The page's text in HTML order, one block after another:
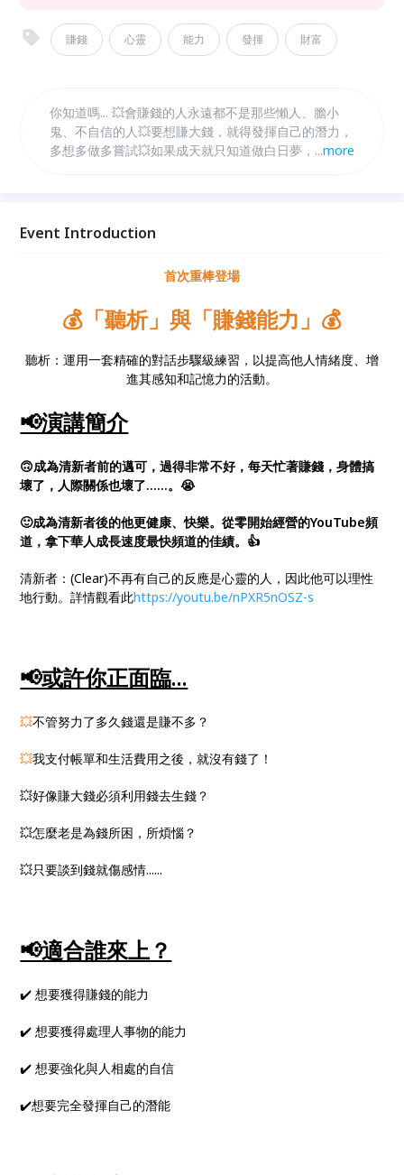
賺錢 心靈 能力 發揮 財富
你知道嗎... 💥會賺錢的人永遠都不是那些懶人、膽小
鬼、不自信的人💥要想賺大錢，就得發揮自己的潛力，
多想多做多嘗試💥如果成天就只知道做白日夢，錢永遠
...more
Event Introduction
首次重棒登場
💰「聽析」與「賺錢能力」💰
聽析：運用一套精確的對話步驟級練習，以提高他人情緒度、增
進其感知和記憶力的活動。
📢演講簡介
🙃成為清新者前的邁可，過得非常不好，每天忙著賺錢，身體搞
壞了，人際關係也壞了……。😭
🙂成為清新者後的他更健康、快樂。從零開始經營的YouTube頻
道，拿下華人成長速度最快頻道的佳績。👍
清新者：(Clear)不再有自己的反應是心靈的人，因此他可以理性
地行動。詳情觀看此https://youtu.be/nPXR5nOSZ-s
📢或許你正面臨...
💥不管努力了多久錢還是賺不多？
💥我支付帳單和生活費用之後，就沒有錢了！
💥好像賺大錢必須利用錢去生錢？
💥怎麼老是為錢所困，所煩惱？
💥只要談到錢就傷感情......
📢適合誰來上？
✔️ 想要獲得賺錢的能力
✔️ 想要獲得處理人事物的能力
✔️ 想要強化與人相處的自信
✔️想要完全發揮自己的潛能